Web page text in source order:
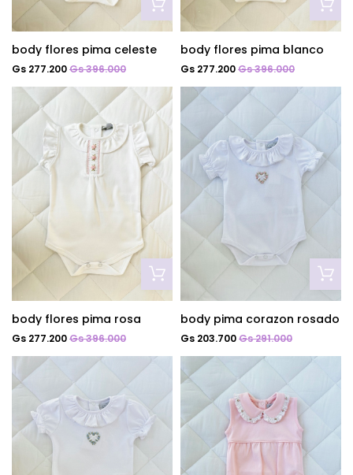
body flores pima celeste
Gs 277.200Gs 396.000
body flores pima blanco
Gs 277.200Gs 396.000
body flores pima rosa
Gs 277.200Gs 396.000
body pima corazon rosado
Gs 203.700Gs 291.000